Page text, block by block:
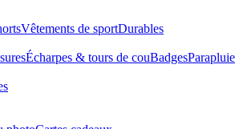
Vêtements de sportDurables
Écharpes & tours de couBadges